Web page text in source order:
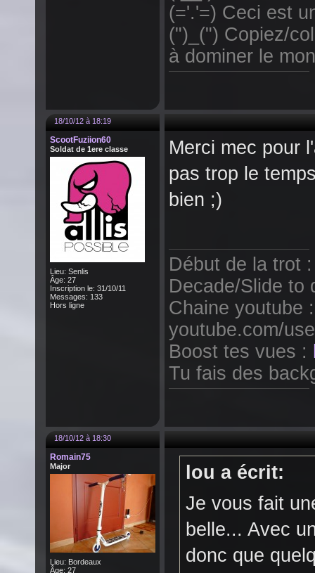
(='.'=) Ceci est
(")_(") Copiez/
à dominer le
18/10/12 à 18:19
ScootFuziion60
Soldat de 1ere classe
Lieu: Senlis
Âge: 27
Inscription le: 31/10/11
Messages: 133
Hors ligne
Merci mec pour
pas trop le
bien ;)
Début de la trot
Decade/Slide to
Chaine youtube :
youtube.com/
Boost tes vues :
Tu fais des
18/10/12 à 18:30
Romain75
Major
Lieu: Bordeaux
Âge: 27
lou a écrit:
Je vous fait
belle... Avec
donc que